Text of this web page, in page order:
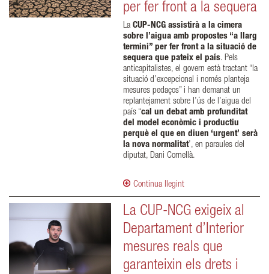
per fer front a la sequera
La CUP-NCG assistirà a la cimera
sobre l’aigua amb propostes “a llarg
termini” per fer front a la situació de
sequera que pateix el país. Pels
anticapitalistes, el govern està tractant “la
situació d’excepcional i només planteja
mesures pedaços” i han demanat un
replantejament sobre l’ús de l’aigua del
país “cal un debat amb profunditat
del model econòmic i productiu
perquè el que en diuen ‘urgent’ serà
la nova normalitat’, en paraules del
diputat, Dani Cornellà.
Continua llegint
La CUP-NCG exigeix al
Departament d’Interior
mesures reals que
garanteixin els drets i